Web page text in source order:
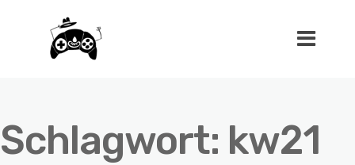
Schlagwort: kw21